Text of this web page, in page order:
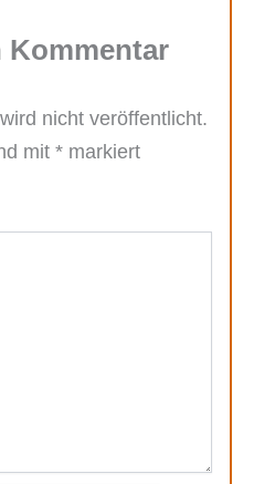
Kommentar
nicht veröffentlicht.
mit * markiert